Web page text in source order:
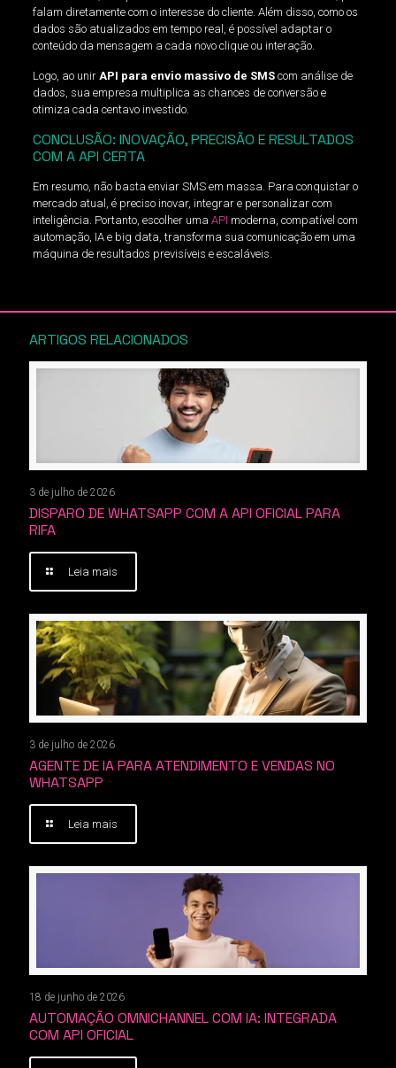
falam diretamente com o interesse do cliente. Além disso, como os
dados são atualizados em tempo real, é possível adaptar o
conteúdo da mensagem a cada novo clique ou interação.
Logo, ao unir API para envio massivo de SMScom análise de
dados, sua empresa multiplica as chances de conversão e
otimiza cada centavo investido.
CONCLUSÃO: INOVAÇÃO, PRECISÃO E RESULTADOS
COM A API CERTA
Em resumo, não basta enviar SMS em massa. Para conquistar o
mercado atual, é preciso inovar, integrar e personalizar com
inteligência. Portanto, escolher uma API moderna, compatível com
automação, IA e big data, transforma sua comunicação em uma
máquina de resultados previsíveis e escaláveis.
ARTIGOS RELACIONADOS
3 de julho de 2026
DISPARO DE WHATSAPP COM A API OFICIAL PARA
RIFA
Leia mais
3 de julho de 2026
AGENTE DE IA PARA ATENDIMENTO E VENDAS NO
WHATSAPP
Leia mais
18 de junho de 2026
AUTOMAÇÃO OMNICHANNEL COM IA: INTEGRADA
COM API OFICIAL